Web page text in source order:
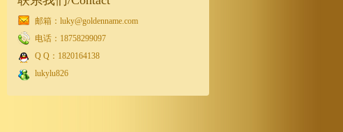
邮箱：luky@goldenname.com
电话：18758299097
Q Q：1820164138
lukylu826